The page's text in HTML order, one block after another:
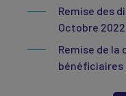
Remise des
Octobre 2022
Remise de
bénéficiaires